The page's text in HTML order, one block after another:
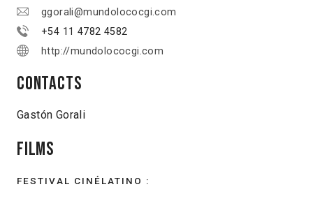
ggorali@mundolococgi.com
+54 11 4782 4582
http://mundolococgi.com
Contacts
Gastón Gorali
Films
FESTIVAL CINÉLATINO :